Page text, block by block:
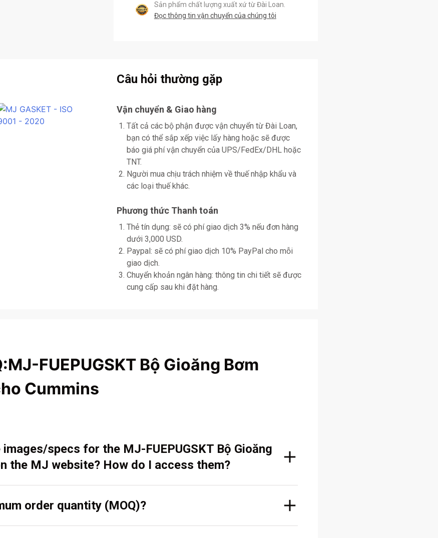
Sản phẩm chất lượng xuất xứ từ Đài Loan.
Đọc thông tin vận chuyển của chúng tôi
Câu hỏi thường gặp
Vận chuyển & Giao hàng
Tất cả các bộ phận được vận chuyển từ Đài Loan,
bạn có thể sắp xếp việc lấy hàng hoặc sẽ được
báo giá phí vận chuyển của UPS/FedEx/DHL hoặc
TNT.
Người mua chịu trách nhiệm về thuế nhập khẩu và
các loại thuế khác.
Phương thức Thanh toán
Thẻ tín dụng: sẽ có phí giao dịch 3% nếu đơn hàng
dưới 3,000 USD.
Paypal: sẽ có phí giao dịch 10% PayPal cho mỗi
giao dịch.
Chuyển khoản ngân hàng: thông tin chi tiết sẽ được
cung cấp sau khi đặt hàng.
FUEPUGSKT Bộ Gioăng Bơm
Cummins
images/specs for the MJ-FUEPUGSKT Bộ Gioăng
the MJ website? How do I access them?
order quantity (MOQ)?